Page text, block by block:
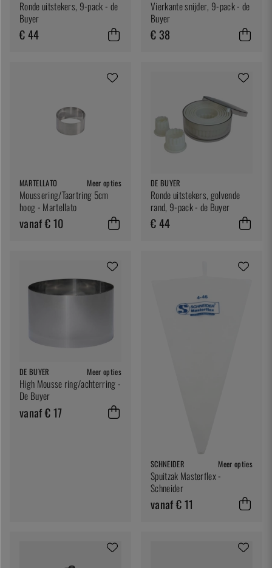
Ronde uitstekers, 9-pack - de
Buyer
€ 44
Vierkante snijder, 9-pack - de
Buyer
€ 38
MARTELLATO Meer opties
Moussering/Taartring 5cm
hoog - Martellato
vanaf € 10
DE BUYER
Ronde uitstekers, golvende
rand, 9-pack - de Buyer
€ 44
DE BUYER Meer opties
High Mousse ring/achterring -
De Buyer
vanaf € 17
SCHNEIDER Meer opties
Spuitzak Masterflex -
Schneider
vanaf € 11